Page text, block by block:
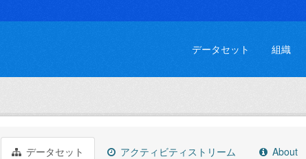
データセット 組織
データセット アクティビティストリーム About